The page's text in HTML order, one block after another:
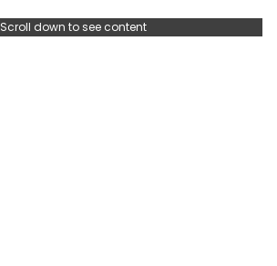
Scroll down to see content